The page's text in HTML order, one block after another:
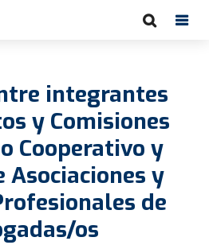
integrantes
y Comisiones
Cooperativo y
y
de
os